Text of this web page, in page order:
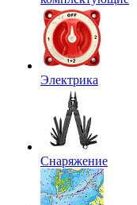
Электрика
Снаряжение